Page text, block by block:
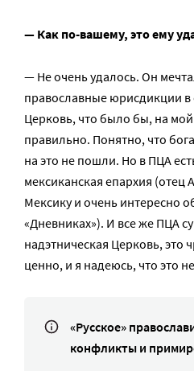
— Как по-вашему, это ему
— Не очень удалось. Он
православные юрисдикции в
Церковь, что было бы, на
правильно. Понятно, что
на это не пошли. Но в ПЦА
мексиканская епархия (отец
Мексику и очень интересно
«Дневниках»). И все же ПЦА
надэтническая Церковь, это
ценно, и я надеюсь, что это
«Русское»
конфликты и